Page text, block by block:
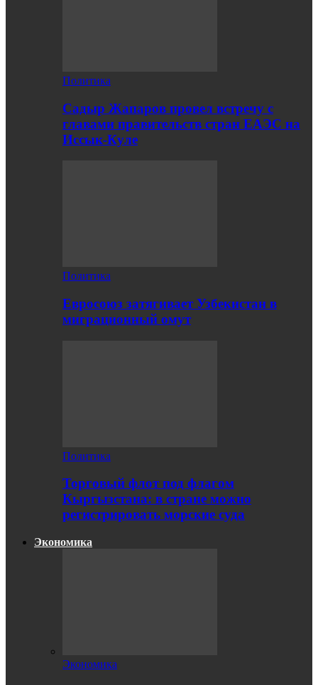
Политика
Садыр Жапаров провел встречу с
главами правительств стран ЕАЭС на
Иссык-Куле
Политика
Евросоюз затягивает Узбекистан в
миграционный омут
Политика
Торговый флот под флагом
Кыргызстана: в стране можно
регистрировать морские суда
Экономика
Экономика